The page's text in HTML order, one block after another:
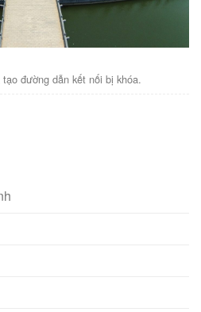
đường dẫn kết nối bị khóa.